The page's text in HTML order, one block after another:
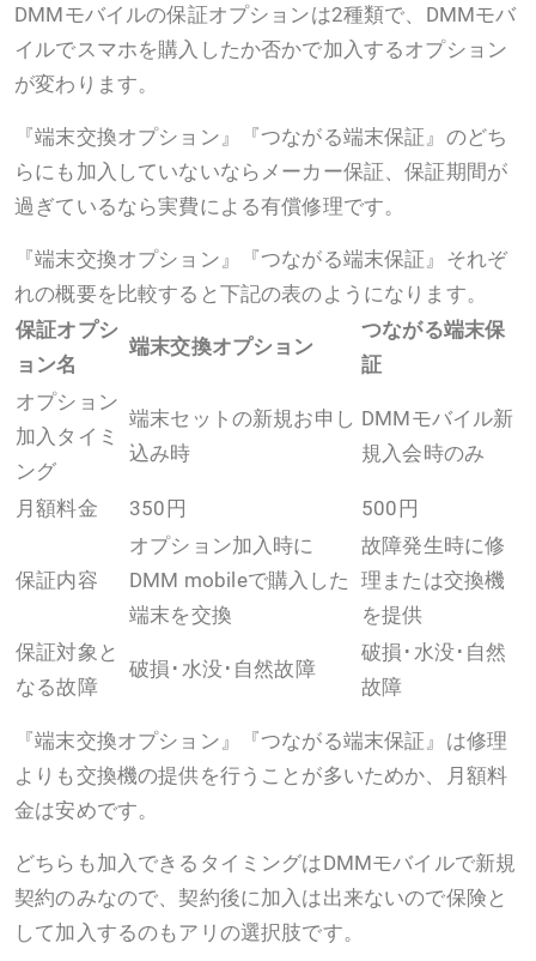
DMMモバイルの保証オプションは2種類で、DMMモバ
イルでスマホを購入したか否かで加入するオプション
が変わります。
『端末交換オプション』『つながる端末保証』のどち
らにも加入していないならメーカー保証、保証期間が
過ぎているなら実費による有償修理です。
『端末交換オプション』『つながる端末保証』それぞ
れの概要を比較すると下記の表のようになります。
保証オプシ
ョン名
端末交換オプション
つながる端末保
証
オプション
加入タイミ
ング
端末セットの新規お申し
込み時
DMMモバイル新
規入会時のみ
月額料金 350円 500円
保証内容
オプション加入時に
DMM mobileで購入した
端末を交換
故障発生時に修
理または交換機
を提供
保証対象と
なる故障
破損･水没･自然故障
破損･水没･自然
故障
『端末交換オプション』『つながる端末保証』は修理
よりも交換機の提供を行うことが多いためか、月額料
金は安めです。
どちらも加入できるタイミングはDMMモバイルで新規
契約のみなので、契約後に加入は出来ないので保険と
して加入するのもアリの選択肢です。